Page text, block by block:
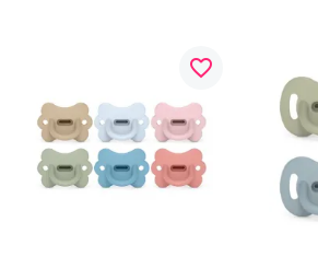
favorite_border